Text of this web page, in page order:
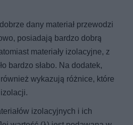
dany materiał przewodzi
posiadają bardzo dobrą
materiały izolacyjne, z
bardzo słabo. Na dodatek,
wykazują różnice, które
izolacyjnych i ich